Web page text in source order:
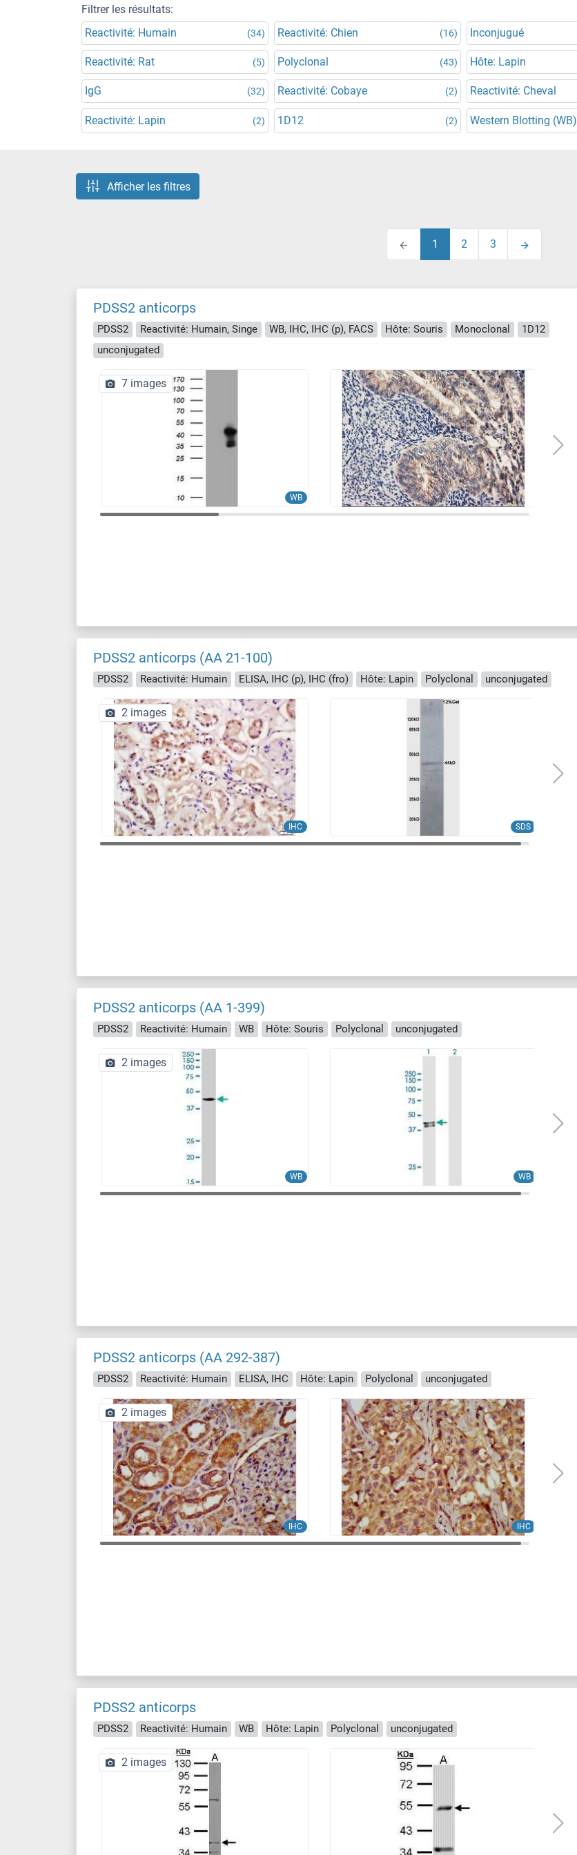
Filtrer les résultats:
Reactivité: Humain
(34) Reactivité: Chien (16) Inconjugué
Reactivité: Rat (5) Polyclonal (43) Hôte: Lapin
IgG (32) Reactivité: Cobaye (2) Reactivité: Cheval
Reactivité: Lapin (2) 1D12 (2) Western Blotting (WB)
Afficher les filtres
1 2 3
PDSS2 anticorps
PDSS2 Reactivité: Humain, Singe WB, IHC, IHC (p), FACS Hôte: Souris Monoclonal
1D12
unconjugated
WB
7 images
PDSS2 anticorps (AA 21-100)
PDSS2 Reactivité: Humain ELISA, IHC (p), IHC (fro) Hôte: Lapin Polyclonal unconjugated
IHC SDS
2 images
PDSS2 anticorps (AA 1-399)
PDSS2 Reactivité: Humain WB Hôte: Souris Polyclonal unconjugated
WB WB
2 images
PDSS2 anticorps (AA 292-387)
PDSS2 Reactivité: Humain ELISA, IHC Hôte: Lapin Polyclonal unconjugated
IHC IHC
2 images
PDSS2 anticorps
PDSS2 Reactivité: Humain WB Hôte: Lapin Polyclonal unconjugated
2 images